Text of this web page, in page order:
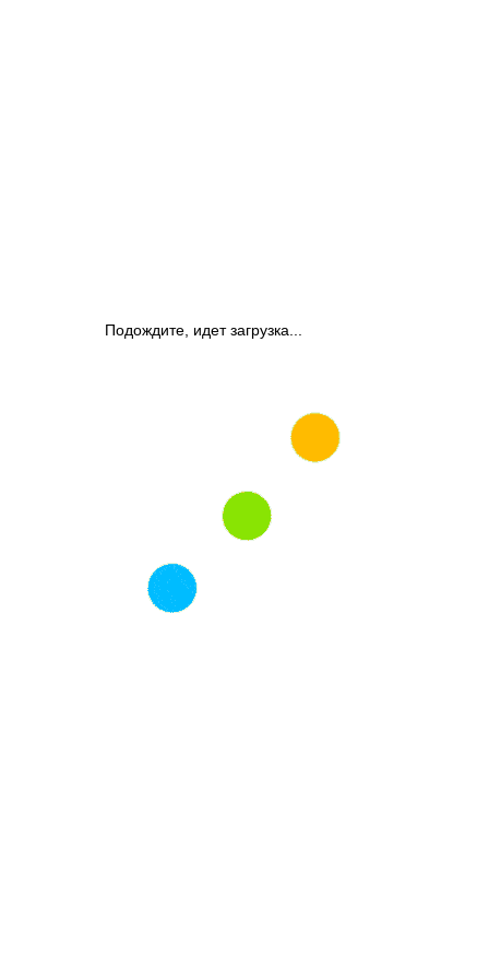
Подождите, идет загрузка...